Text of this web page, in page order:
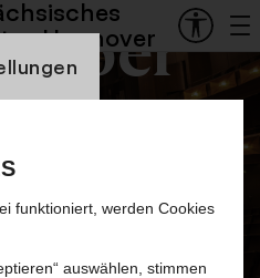
funktioniert, werden Cookies
auswählen, stimmen
Hannover